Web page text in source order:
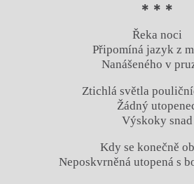
* * *
Řeka noci
Připomíná jazyk z
Nanášeného v
Ztichlá světla
Žádný
Výskoky snad
Kdy se konečně
Neposkvrněná utopená s